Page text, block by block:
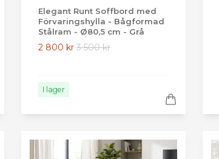
Elegant Runt Soffbord med
Förvaringshylla - Bågformad
Stålram - Ø80,5 cm - Grå
2 800 kr 3 500 kr
I lager